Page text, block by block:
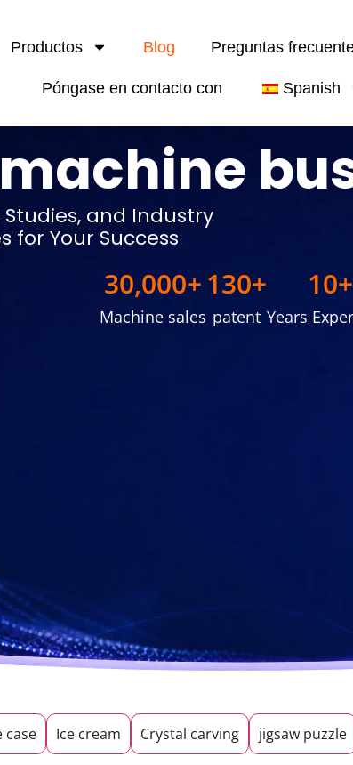
Productos Blog Preguntas
Póngase en contacto con Spanish
and Industry
for Your Success
Machine sales
30,000+
patent
130+
Years
10+
case Ice cream Crystal carving jigsaw puzzle